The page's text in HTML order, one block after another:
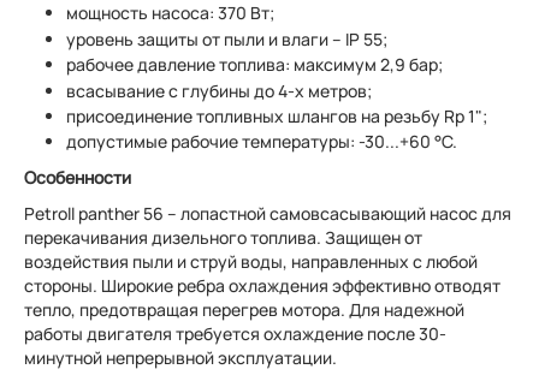
мощность насоса: 370 Вт;
уровень защиты от пыли и влаги – IP 55;
рабочее давление топлива: максимум 2,9 бар;
всасывание с глубины до 4-х метров;
присоединение топливных шлангов на резьбу Rp 1";
допустимые рабочие температуры: -30...+60 °С.
Особенности
Petroll panther 56 – лопастной самовсасывающий насос для
перекачивания дизельного топлива. Защищен от
воздействия пыли и струй воды, направленных с любой
стороны. Широкие ребра охлаждения эффективно отводят
тепло, предотвращая перегрев мотора. Для надежной
работы двигателя требуется охлаждение после 30-
минутной непрерывной эксплуатации.